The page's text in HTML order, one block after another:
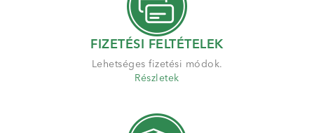
FIZETÉSI FELTÉTELEK
Lehetséges fizetési módok.
Részletek